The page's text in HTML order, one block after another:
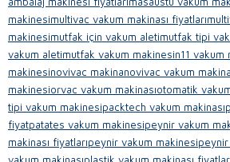
makinesimultivac vakum makinası fiyatları
makinesimutfak için vakum aletimutfak tipi
vakum aletimutfak vakum makinesin11 vakum
makinesinovivac makinanovivac vakum
makinesiorvac vakum makinasıotomatik
tipi vakum makinesipacktech vakum makinası
fiyatpatates vakum makinesipeynir vakum
makinası fiyatlarıpeynir vakum makinesi
vakum makinasıplastik vakum makinası